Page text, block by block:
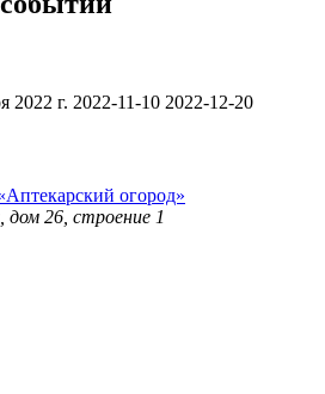
2022 г. 2022-11-10 2022-12-20
огород»
26, строение 1